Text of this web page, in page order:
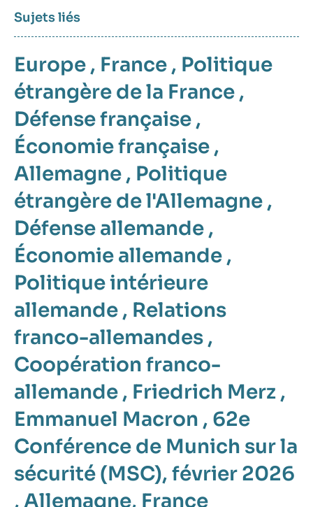
Sujets liés
Europe , France , Politique
étrangère de la France ,
Défense française ,
Économie française ,
Allemagne , Politique
étrangère de l'Allemagne ,
Défense allemande ,
Économie allemande ,
Politique intérieure
allemande , Relations
franco-allemandes ,
Coopération franco-
allemande , Friedrich Merz ,
Emmanuel Macron , 62e
Conférence de Munich sur la
sécurité (MSC), février 2026
, Allemagne, France